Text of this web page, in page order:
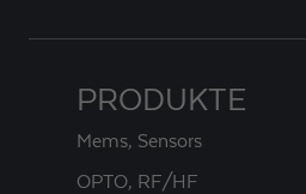
PRODUKTE
Mems, Sensors
OPTO, RF/HF